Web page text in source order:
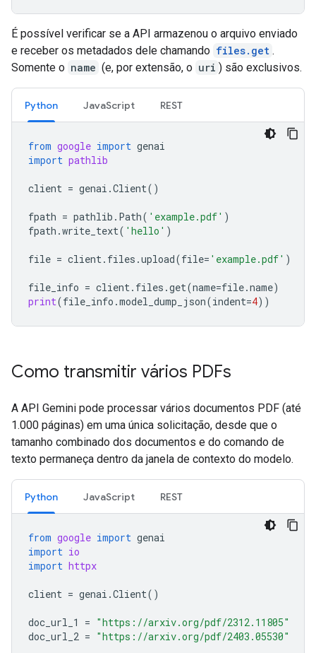
É possível verificar se a API armazenou o arquivo enviado
e receber os metadados dele chamando files.get .
Somente o name (e, por extensão, o uri ) são exclusivos.
Python JavaScript REST
from google import genai
import pathlib
client = genai .Client()
fpath = pathlib . Path( 'example.pdf' )
fpath .write_text( 'hello' )
file = client. files .upload(file= 'example.pdf' )
file_info = client. files .get(name=file.name)
print(file_info .model_dump_json(indent=4))
Como transmitir vários PDFs
A API Gemini pode processar vários documentos PDF (até
1.000 páginas) em uma única solicitação, desde que o
tamanho combinado dos documentos e do comando de
texto permaneça dentro da janela de contexto do modelo.
Python JavaScript REST
from google import genai
import io
import httpx
client = genai .Client()
doc_url_1 = "https://arxiv.org/pdf/2312.11805"
doc_url_2 = "https://arxiv.org/pdf/2403.05530"